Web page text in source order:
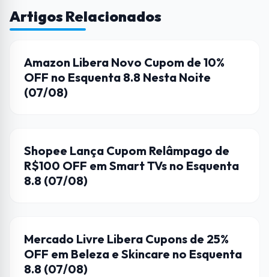
Artigos Relacionados
AMAZON
Amazon Libera Novo Cupom de 10%
OFF no Esquenta 8.8 Nesta Noite
(07/08)
CUPONS DE DESCONTO
Shopee Lança Cupom Relâmpago de
R$100 OFF em Smart TVs no Esquenta
8.8 (07/08)
CUPONS DE DESCONTO
Mercado Livre Libera Cupons de 25%
OFF em Beleza e Skincare no Esquenta
8.8 (07/08)